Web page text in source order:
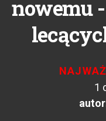
nowemu
1